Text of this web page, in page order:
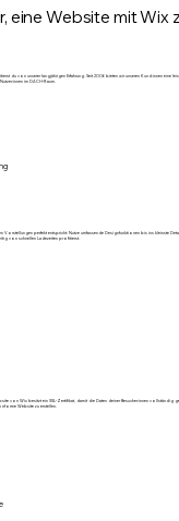
eine Website mit Wix
du von unserer langjährigen Erfahrung. Seit 2006 bieten wir unseren Kund:innen eine
im DACH-Raum.
Vorstellungen perfekt entspricht: Nutze umfassende Designfunktionen bis ins kleinste
von schnellen Ladezeiten profitierst.
von Wix besitzt ein SSL-Zertifikat, damit die Daten deiner Besucher:innen vollständig
Website zu erstellen.